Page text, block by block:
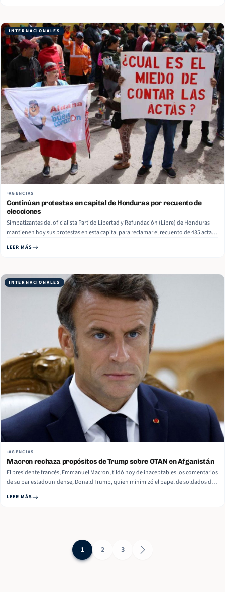
INTERNACIONALES
AGENCIAS
Continúan protestas en capital de Honduras por recuento de
elecciones
Simpatizantes del oficialista Partido Libertad y Refundación (Libre) de Honduras
mantienen hoy sus protestas en esta capital para reclamar el recuento de 435 actas
Empleados y ciudadanos capitalinos se manifiestan de manera pacífica en las…
LEER MÁS
INTERNACIONALES
AGENCIAS
Macron rechaza propósitos de Trump sobre OTAN en Afganistán
El presidente francés, Emmanuel Macron, tildó hoy de inaceptables los comentarios
de su par estadounidense, Donald Trump, quien minimizó el papel de soldados de
la OTAN de otros países en la invasión a Afganistán. Citada por el diario Le Monde,
una fuente del entorno del mandatario galo consideró… Read More
LEER MÁS
1 2 3